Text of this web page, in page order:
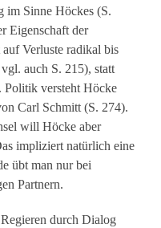
im Sinne Höckes (S.
Eigenschaft der
Verluste radikal bis
auch S. 215), statt
Politik versteht Höcke
Carl Schmitt (S. 274).
will Höcke aber
impliziert natürlich eine
übt man nur bei
Partnern.
durch Dialog